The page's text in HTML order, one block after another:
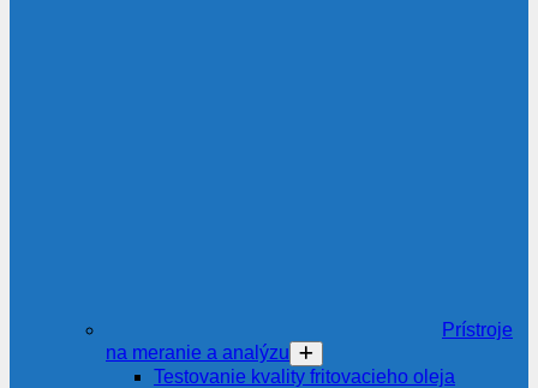
Prístroje
na meranie a analýzu
Testovanie kvality fritovacieho oleja